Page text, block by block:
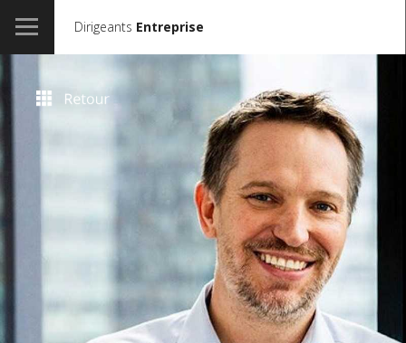
Dirigeants Entreprise